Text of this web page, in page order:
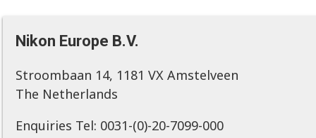
Nikon Europe B.V.
Stroombaan 14, 1181 VX Amstelveen
The Netherlands
Enquiries Tel: 0031-(0)-20-7099-000